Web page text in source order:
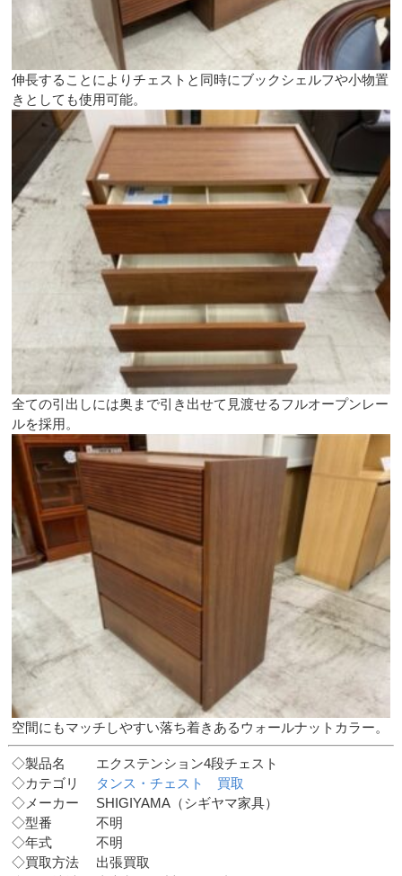
伸長することによりチェストと同時にブックシェルフや小物置
きとしても使用可能。
全ての引出しには奥まで引き出せて見渡せるフルオープンレー
ルを採用。
空間にもマッチしやすい落ち着きあるウォールナットカラー。
◇製品名 エクステンション4段チェスト
◇カテゴリ
タンス・チェスト 買取
◇メーカー SHIGIYAMA（シギヤマ家具）
◇型番 不明
◇年式 不明
◇買取方法 出張買取